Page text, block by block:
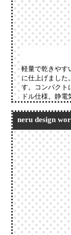
軽量で乾きやす
に仕上げました
す。コンパクト
ドル仕様。静電
neru design